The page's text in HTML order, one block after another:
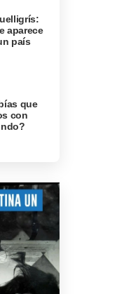
aparece
país
que
con